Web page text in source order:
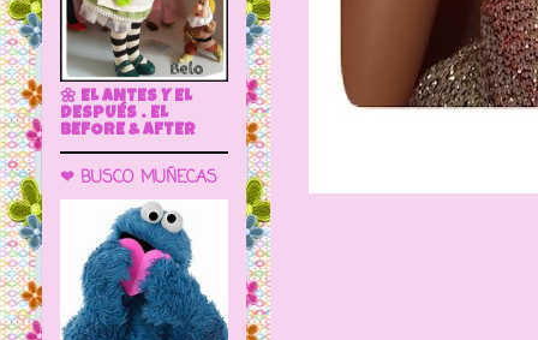
🌼 EL ANTES Y EL
DESPUÉS . EL
BEFORE & AFTER
❤ BUSCO MUÑECAS